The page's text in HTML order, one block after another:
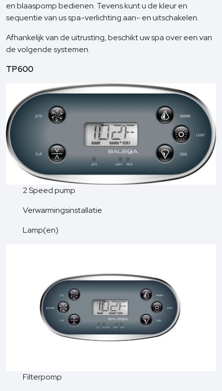
en blaaspomp bedienen. Tevens kunt u de kleur en
sequentie van us spa-verlichting aan- en uitschakelen.
Afhankelijk van de uitrusting, beschikt uw spa over een van
de volgende systemen.
TP600
2 Speed pump
Verwarmingsinstallatie
Lamp(en)
Filterpomp